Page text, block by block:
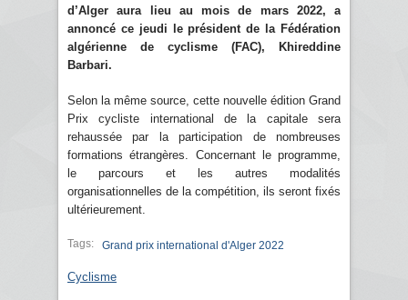
d’Alger aura lieu au mois de mars 2022, a
annoncé ce jeudi le président de la Fédération
algérienne de cyclisme (FAC), Khireddine
Barbari.
Selon la même source, cette nouvelle édition Grand
Prix cycliste international de la capitale sera
rehaussée par la participation de nombreuses
formations étrangères. Concernant le programme,
le parcours et les autres modalités
organisationnelles de la compétition, ils seront fixés
ultérieurement.
Tags: Grand prix international d'Alger 2022
Cyclisme